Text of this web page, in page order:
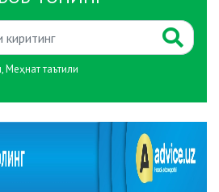
,Меҳнат таътили